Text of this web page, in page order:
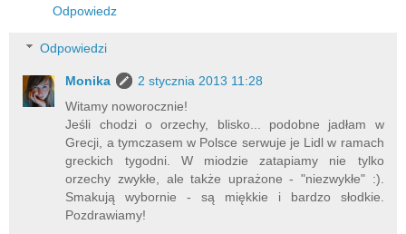
Odpowiedz
Odpowiedzi
Monika
2 stycznia 2013 11:28
Witamy noworocznie!
Jeśli chodzi o orzechy, blisko... podobne jadłam w
Grecji, a tymczasem w Polsce serwuje je Lidl w ramach
greckich tygodni. W miodzie zatapiamy nie tylko
orzechy zwykłe, ale także uprażone - "niezwykłe" :).
Smakują wybornie - są miękkie i bardzo słodkie.
Pozdrawiamy!